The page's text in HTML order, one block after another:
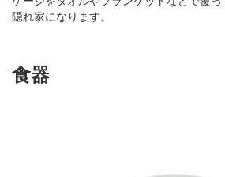
隠れ家になります。
食器